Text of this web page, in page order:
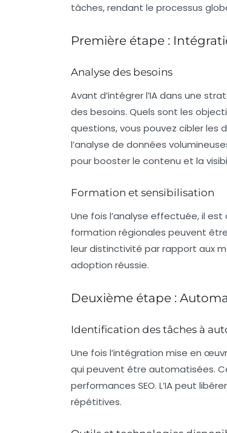
tâches, rendant le processus
Première étape :
Analyse des besoins
Avant d’intégrer l’IA dans une
des besoins. Quels sont les
questions, vous pouvez cibler les
l’analyse de données
pour booster le contenu et la
Formation et sensibilisation
Une fois l’analyse effectuée, il est
formation régionales peuvent
leur distinctivité par rapport aux
adoption réussie.
Deuxième étape :
Identification des tâches à
Une fois l’intégration mise en
qui peuvent être automatisées.
performances SEO. L’IA peut
répétitives.